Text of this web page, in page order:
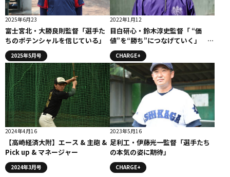
2025年6月23
富士宮北・大勝良則監督「選手た
ちのポテンシャルを信じている」
2025年5月号
2022年1月12
目白研心・鈴木淳史監督「 “価
値”を“勝ち”につなげていく」 #
目白研心
CHARGE+
2024年4月16
【高崎経済大附】エース & 主砲 &
Pick up & マネージャー
2024年3月号
2023年5月16
足利工・伊藤光一監督「選手たち
の本気の姿に期待」
CHARGE+